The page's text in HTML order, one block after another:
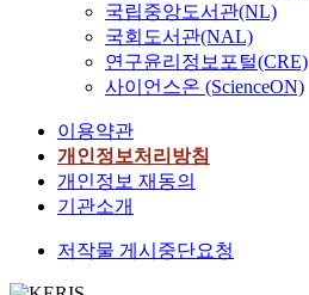
국립중앙도서관(NL)
국회도서관(NAL)
연구윤리정보포털(CRE)
사이언스온 (ScienceON)
이용약관
개인정보처리방침
개인정보 재동의
기관소개
저작물 게시중단요청